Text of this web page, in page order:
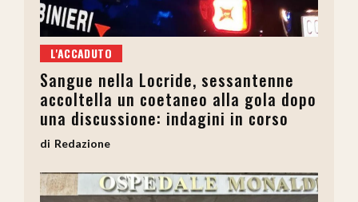
L'ACCADUTO
Sangue nella Locride, sessantenne
accoltella un coetaneo alla gola dopo
una discussione: indagini in corso
Redazione